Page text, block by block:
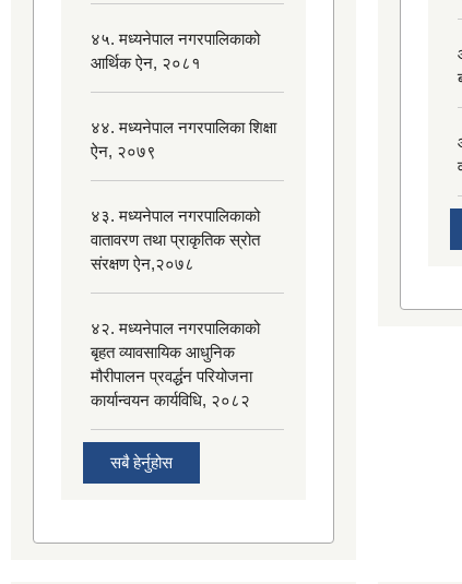
४५. मध्यनेपाल नगरपालिकाको
आर्थिक ऐन, २०८१
४४. मध्यनेपाल नगरपालिका शिक्षा
ऐन, २०७९
४३. मध्यनेपाल नगरपालिकाको
वातावरण तथा प्राकृतिक स्रोत
संरक्षण ऐन,२०७८
४२. मध्यनेपाल नगरपालिकाको
बृहत व्यावसायिक आधुनिक
मौरीपालन प्रवर्द्धन परियोजना
कार्यान्वयन कार्यविधि, २०८२
सबै हेर्नुहोस